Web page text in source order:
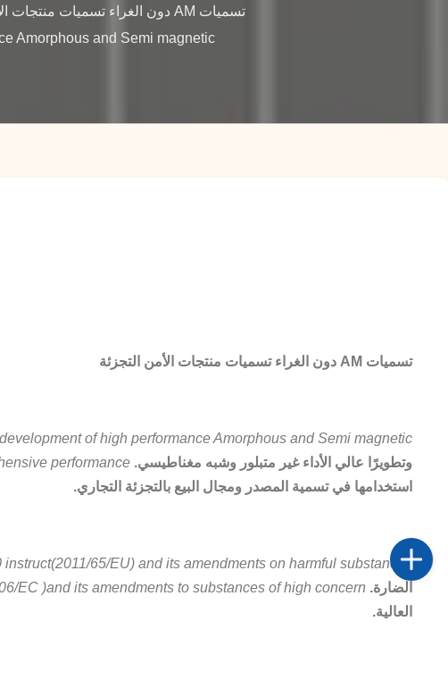
تسميات AM دون الغراء تسميات منتجات الأمن التجزئة
of high performance Amorphous and Semi magnetic.
وتطويرًا عالي الأداء غير متبلور وشبه مغناطيسي. performance.
استخدامها في تسمية المصدر ومجال البيع بالتجزئة التجاري.
65/EU) and its amendments on harmful substances.
الضارة. EC )and its amendments to substances of high concern.
العالية.